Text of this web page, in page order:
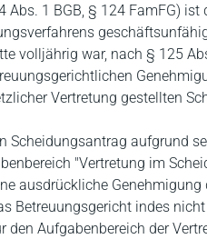
1 BGB, § 124 FamFG)
volljährig war, nach § 125
Vertretung gestellten
Scheidungsantrag aufgrund
"Vertretung im
ausdrückliche
Betreuungsgericht indes
den Aufgabenbereich der